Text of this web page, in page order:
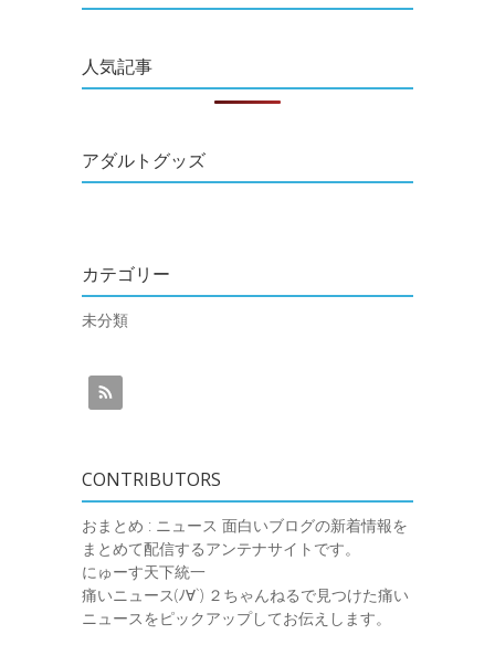
人気記事
アダルトグッズ
カテゴリー
未分類
CONTRIBUTORS
おまとめ : ニュース 面白いブログの新着情報を
まとめて配信するアンテナサイトです。
にゅーす天下統一
痛いニュース(ﾉ∀`) ２ちゃんねるで見つけた痛い
ニュースをピックアップしてお伝えします。